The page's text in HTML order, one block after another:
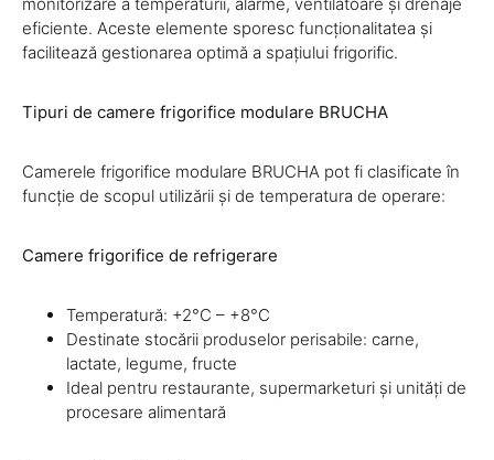
eficiente. Aceste elemente sporesc funcționalitatea și
facilitează gestionarea optimă a spațiului frigorific.
Tipuri de camere frigorifice modulare BRUCHA
Camerele frigorifice modulare BRUCHA pot fi clasificate în
funcție de scopul utilizării și de temperatura de operare:
Camere frigorifice de refrigerare
Temperatură: +2°C – +8°C
Destinate stocării produselor perisabile: carne,
lactate, legume, fructe
Ideal pentru restaurante, supermarketuri și unități de
procesare alimentară